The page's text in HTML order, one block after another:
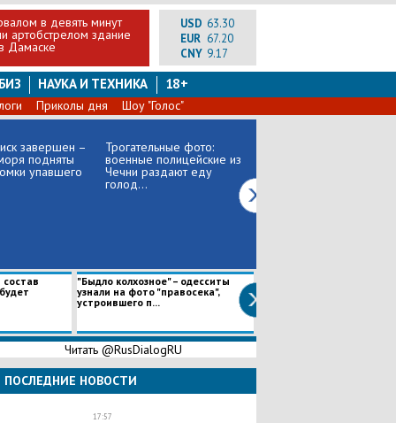
в девять минут
артобстрелом здание
Дамаске
USD 63.30
EUR 67.20
CNY 9.17
НАУКА И ТЕХНИКА 18+
Приколы дня Шоу "Голос"
завершен –
подняты
упавшего
Трогательные фото:
военные полицейские из
Чечни раздают еду
голод... "новогодни...
"Быдло колхозное" – одесситы
узнали на фото "правосека",
устроившего п...
Читать @RusDialogRU
ПОСЛЕДНИЕ НОВОСТИ
17:57